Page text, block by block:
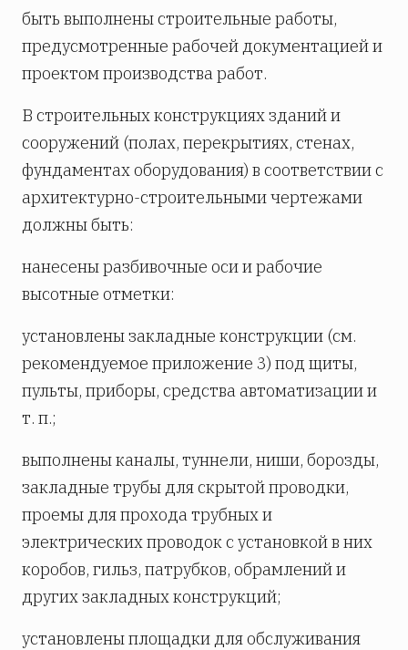
быть выполнены строительные работы,
предусмотренные рабочей документацией и
проектом производства работ.
В строительных конструкциях зданий и
сооружений (полах, перекрытиях, стенах,
фундаментах оборудования) в соответствии с
архитектурно-строительными чертежами
должны быть:
нанесены разбивочные оси и рабочие
высотные отметки:
установлены закладные конструкции (см.
рекомендуемое приложение 3) под щиты,
пульты, приборы, средства автоматизации и
т. п.;
выполнены каналы, туннели, ниши, борозды,
закладные трубы для скрытой проводки,
проемы для прохода трубных и
электрических проводок с установкой в них
коробов, гильз, патрубков, обрамлений и
других закладных конструкций;
установлены площадки для обслуживания